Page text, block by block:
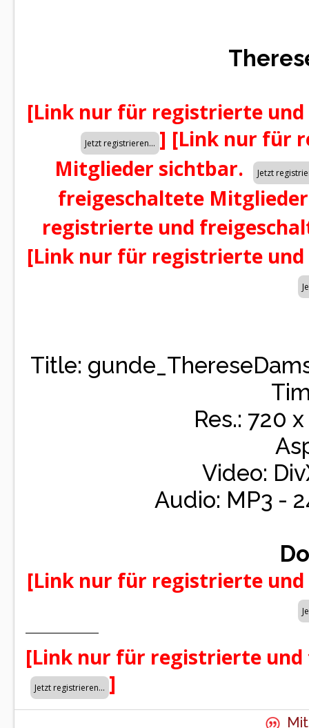
[Link nur für registrierte
] [Link nur für
Mitglieder sichtbar.
freigeschaltete
registrierte und
[Link nur für registrierte
Title:
Res.: 720
Video:
Audio: MP3 -
[Link nur für registrierte
[Link nur für registrierte
]